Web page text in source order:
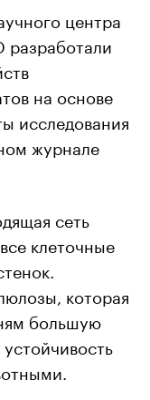
центра
разработали
на основе
исследования
журнале
сеть
клеточные
которая
большую